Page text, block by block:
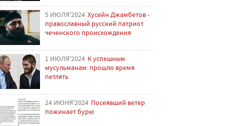
5 ИЮЛЯ'2024 Хусейн Джамбетов -
православный русский патриот
чеченского происхождения
1 ИЮЛЯ'2024 К успешным
мусульманам: прошло время
петлять
24 ИЮНЯ'2024 Посеявший ветер
пожинает бурю